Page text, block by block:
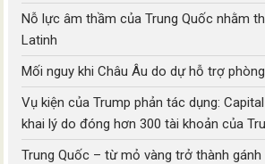
Nỗ lực âm thầm của Trung Quốc nhằm
Latinh
Mối nguy khi Châu Âu do dự hỗ trợ
Vụ kiện của Trump phản tác dụng:
khai lý do đóng hơn 300 tài khoản của
Trung Quốc – từ mỏ vàng trở thành